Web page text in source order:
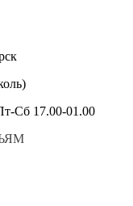
Сб 17.00-01.00